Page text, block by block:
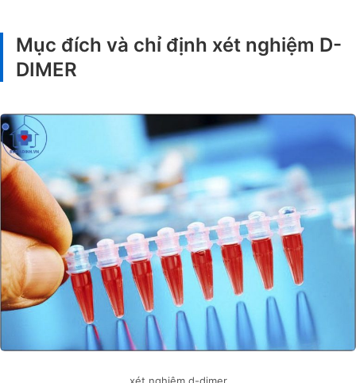
Mục đích và chỉ định xét nghiệm D-
DIMER